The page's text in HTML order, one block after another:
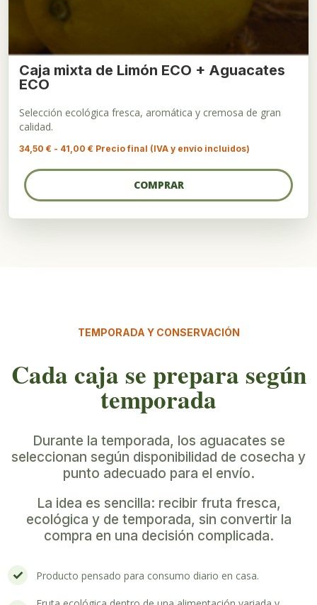
Caja mixta de Limón ECO + Aguacates
ECO
Selección ecológica fresca, aromática y cremosa de gran
calidad.
34,50€ - 41,00€ Rango
precios:
41,00 €
Precio final (IVA y envío incluidos)
COMPRAR
TEMPORADA Y CONSERVACIÓN
Cada caja se prepara según
temporada
Durante la temporada, los aguacates se
seleccionan según disponibilidad de cosecha y
punto adecuado para el envío.
La idea es sencilla: recibir fruta fresca,
ecológica y de temporada, sin convertir la
compra en una decisión complicada.
Producto pensado para consumo diario en casa.